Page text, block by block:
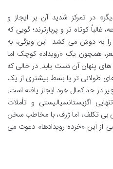
در تمرکز شدید آن بر ایجاز و
کوتاه تر و پربارترند؛ گویی که
به دوش می کشد. این ویژگی، به
همچون یک «رویداد» کوچک اما
پنهان آن دست یابد. در حالی که
طولانی تر یا بسط بیشتری از یک
در حد کمال خود ایجاز یافته است.
اگزیستانسیالیستی و تأملات
بی تکلف، اما ژرف، با مخاطب سخن
از این «خرده رویدادها» دعوت می